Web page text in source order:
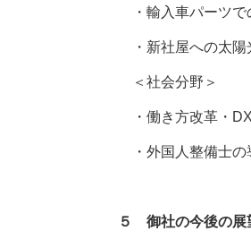
・輸入車パーツで
・新社屋への太陽
＜社会分野＞
・働き方改革・ DX
・外国人整備士の
５ 御社の今後の展